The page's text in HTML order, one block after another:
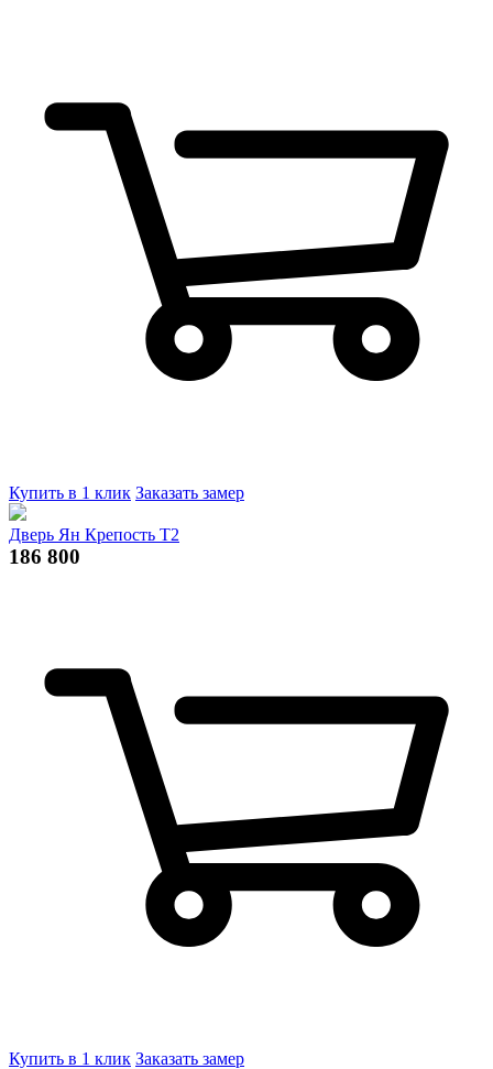
Купить в 1 клик Заказать замер
Дверь Ян Крепость Т2
186 800
Купить в 1 клик Заказать замер